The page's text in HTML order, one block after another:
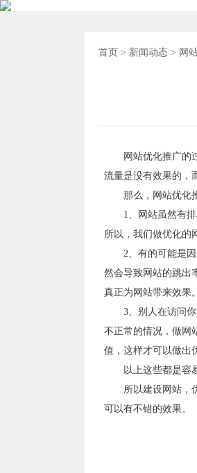
首页 > 新闻动态 > 网
网站优化推广的
流量是没有效果的，
那么，网站优化
1、网站虽然有
所以，我们做优化的
2、有的可能是
然会导致网站的跳出
真正为网站带来效果。
3、别人在访问
不正常的情况，做网
值，这样才可以做出
以上这些都是容
所以建设网站，
可以有不错的效果。